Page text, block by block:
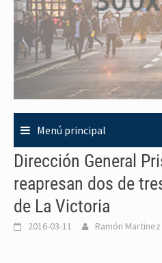
Menú principal
Dirección General
reapresan dos de
de La Victoria
2016-03-11 Ramón Martinez